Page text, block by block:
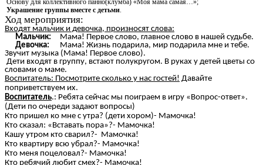
Основу для коллективного панно(клумба) «Моя мама самая…»;
Украшение группы вместе с детьми.
Ход мероприятия:
Входят мальчик и девочка, произносят слова:
Мальчик: Мама! Первое слово, главное слово в нашей судьбе.
Девочка: Мама! Жизнь подарила, мир подарила мне и тебе.
Звучит музыка (Мама! Первое слово).
Дети входят в группу, встают полукругом. В руках у детей цветы со
словами о маме.
Воспитатель: Посмотрите сколько у нас гостей! Давайте
поприветствуем их.
Воспитатель.: Ребята сейчас мы поиграем в игру «Вопрос-ответ».
(Дети по очереди задают вопросы)
Кто пришел ко мне с утра? (дети хором)- Мамочка!
Кто сказал: «Вставать пора»?- Мамочка!
Кашу утром кто сварил?- Мамочка!
Кто квартиру всю убрал?- Мамочка!
Кто меня поцеловал?- Мамочка!
Кто ребячий любит смех?- Мамочка!